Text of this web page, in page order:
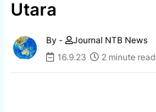
Utara
By -
Journal NTB News
16.9.23
2 minute read